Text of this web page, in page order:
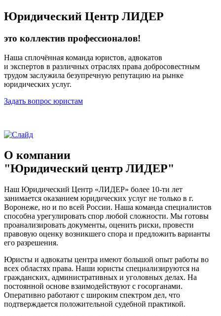
Юридический Центр ЛИДЕР
это коллектив профессионалов!
Наша сплочённая команда юристов, адвокатов
и экспертов в различных отраслях права добросовестным
трудом заслужила безупречную репутацию на рынке
юридических услуг.
Задать вопрос юристам
О компании
"Юридический центр ЛИДЕР"
Наш Юридический Центр «ЛИДЕР» более 10-ти лет
занимается оказанием юридических услуг не только в г.
Воронеже, но и по всей России. Наша команда специалистов
способна урегулировать спор любой сложности. Мы готовы
проанализировать документы, оценить риски, провести
правовую оценку возникшего спора и предложить варианты
его разрешения.
Юристы и адвокаты центра имеют большой опыт работы во
всех областях права. Наши юристы специализируются на
гражданских, административных и уголовных делах. На
постоянной основе взаимодействуют с госорганами.
Оперативно работают с широким спектром дел, что
подтверждается положительной судебной практикой.